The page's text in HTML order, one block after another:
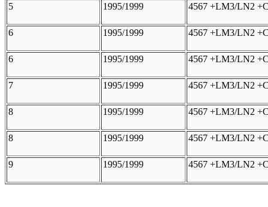
5 1995/1999 4567 +LM3/LN2
6 1995/1999 4567 +LM3/LN2
6 1995/1999 4567 +LM3/LN2
7 1995/1999 4567 +LM3/LN2
8 1995/1999 4567 +LM3/LN2
8 1995/1999 4567 +LM3/LN2
9 1995/1999 4567 +LM3/LN2